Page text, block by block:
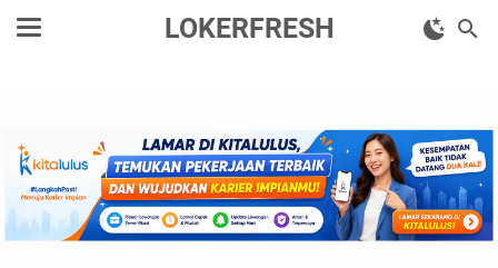
LOKERFRESH